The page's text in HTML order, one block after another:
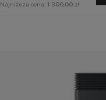
Najniższa cena: 1 300,00 zł